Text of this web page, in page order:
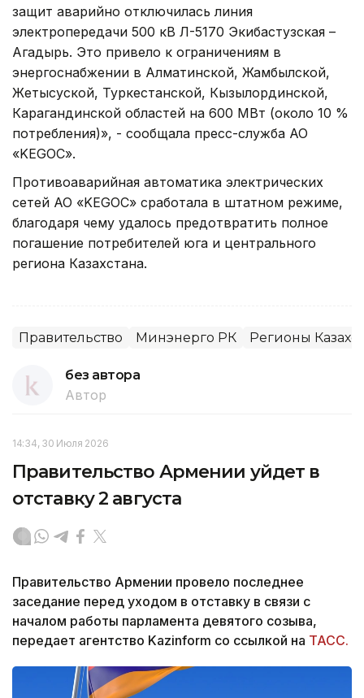
защит аварийно отключилась линия
электропередачи 500 кВ Л-5170 Экибастузская –
Агадырь. Это привело к ограничениям в
энергоснабжении в Алматинской, Жамбылской,
Жетысуской, Туркестанской, Кызылординской,
Карагандинской областей на 600 МВт (около 10 %
потребления)», - сообщала пресс-служба АО
«KEGOC».
Противоаварийная автоматика электрических
сетей АО «KEGOC» сработала в штатном режиме,
благодаря чему удалось предотвратить полное
погашение потребителей юга и центрального
региона Казахстана.
Правительство Минэнерго РК Регионы
без автора
Автор
14:34, 30 Июля 2026
Правительство Армении уйдет в
отставку 2 августа
Правительство Армении провело последнее
заседание перед уходом в отставку в связи с
началом работы парламента девятого созыва,
передает агентство Kazinform со ссылкой на ТАСС.